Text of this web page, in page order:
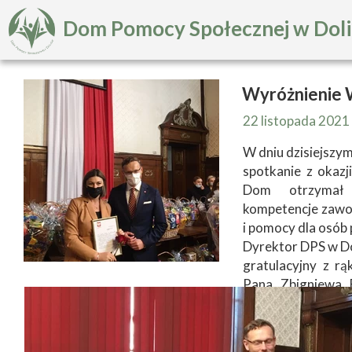
Dom Pomocy Społecznej w
22 listopada 2021
W dniu
spotkanie z
Dom
kompetencje
i pomocy dla
Dyrektor DPS w
gratulacyjny z
Pana Zbigniewa
słodyczami dla
Wyróżnienie